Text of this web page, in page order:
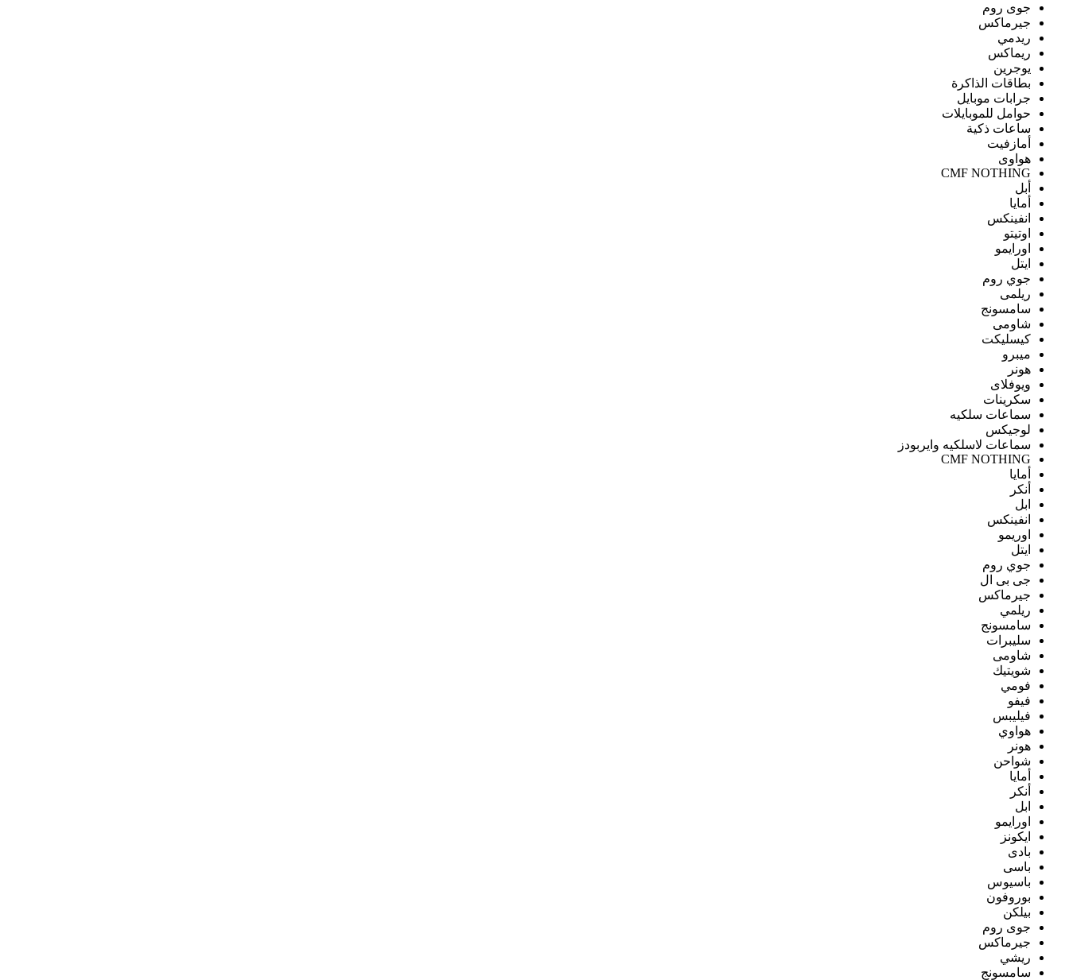
جوى روم
جيرماكس
ريدمي
ريماكس
يوجرين
بطاقات الذاكرة
جرابات موبايل
حوامل للموبايلات
ساعات ذكية
أمازفيت
هواوى
CMF NOTHING
أبل
أمايا
انفينكس
اوتيتو
اورايمو
ايتل
جوي روم
ريلمى
سامسونج
شاومى
كيسليكت
ميبرو
هونر
ويوفلاى
سكرينات
سماعات سلكيه
لوجيكس
سماعات لاسلكيه وايربودز
CMF NOTHING
أمايا
أنكر
ابل
انفينكس
اوريمو
ايتل
جوي روم
جى بى ال
جيرماكس
ريلمي
سامسونج
سليبرات
شاومى
شويتيك
فومي
فيفو
فيليبس
هواوي
هونر
شواحن
أمايا
أنكر
ابل
اورايمو
ايكونز
بادى
باسى
باسيوس
بوروفون
بيلكن
جوى روم
جيرماكس
ريشي
سامسونج